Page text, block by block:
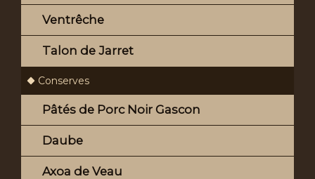
Ventrêche
Talon de Jarret
Conserves
Pâtés de Porc Noir Gascon
Daube
Axoa de Veau